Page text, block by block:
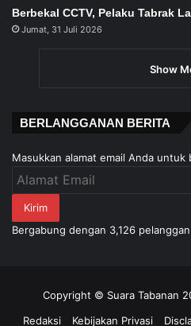
Berbekal CCTV, Pelaku Tabrak
Jumat, 31 Juli 2026
Show
BERLANGGANAN BERITA
Masukkan alamat email Anda
Alamat
Kirim
Bergabung dengan 3,126
Copyright © Suara Tabanan
Redaksi
Kebijakan Privasi